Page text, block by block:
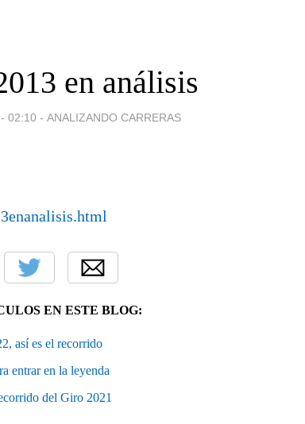
en análisis
02:10 - ANALIZANDO CARRERAS
EN ESTE BLOG:
así es el recorrido
entrar en la leyenda
del Giro 2021